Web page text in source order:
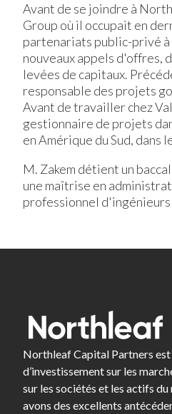
Avant de se joindre à
Group où il occupait en
partenariats public-privé à
nouveaux appels d'offres,
levées de capitaux.
responsable des projets
Avant de travailler chez
gestionnaire de projets
en Amérique du Sud,
M. Zakem détient un
une maîtrise en
professionnel
Northleaf Capital Partners
d’investissement sur les
sur les sociétés et les actifs
avons des excellents